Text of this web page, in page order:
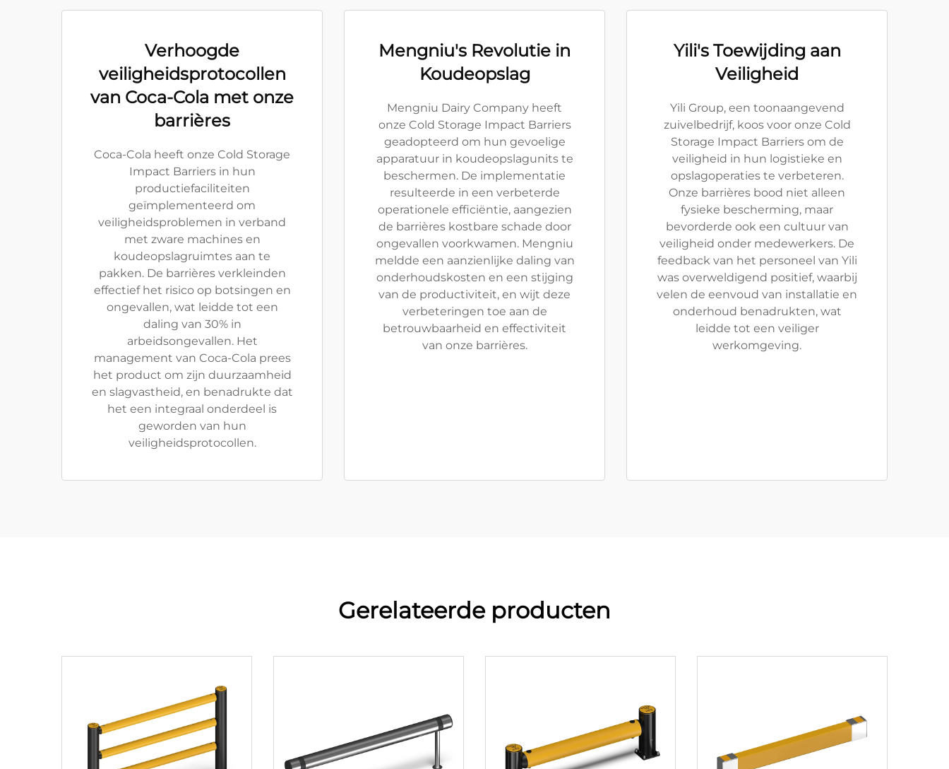
Verhoogde
veiligheidsprotocollen
van Coca-Cola met onze
barrières
Coca-Cola heeft onze Cold Storage
Impact Barriers in hun
productiefaciliteiten
geïmplementeerd om
veiligheidsproblemen in verband
met zware machines en
koudeopslagruimtes aan te
pakken. De barrières verkleinden
effectief het risico op botsingen en
ongevallen, wat leidde tot een
daling van 30% in
arbeidsongevallen. Het
management van Coca-Cola prees
het product om zijn duurzaamheid
en slagvastheid, en benadrukte dat
het een integraal onderdeel is
geworden van hun
veiligheidsprotocollen.
Mengniu's Revolutie in
Koudeopslag
Mengniu Dairy Company heeft
onze Cold Storage Impact Barriers
geadopteerd om hun gevoelige
apparatuur in koudeopslagunits te
beschermen. De implementatie
resulteerde in een verbeterde
operationele efficiëntie, aangezien
de barrières kostbare schade door
ongevallen voorkwamen. Mengniu
meldde een aanzienlijke daling van
onderhoudskosten en een stijging
van de productiviteit, en wijt deze
verbeteringen toe aan de
betrouwbaarheid en effectiviteit
van onze barrières.
Yili's Toewijding aan
Veiligheid
Yili Group, een toonaangevend
zuivelbedrijf, koos voor onze Cold
Storage Impact Barriers om de
veiligheid in hun logistieke en
opslagoperaties te verbeteren.
Onze barrières bood niet alleen
fysieke bescherming, maar
bevorderde ook een cultuur van
veiligheid onder medewerkers. De
feedback van het personeel van Yili
was overweldigend positief, waarbij
velen de eenvoud van installatie en
onderhoud benadrukten, wat
leidde tot een veiliger
werkomgeving.
Gerelateerde producten